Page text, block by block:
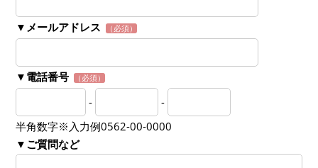
▼メールアドレス （必須）
▼電話番号 （必須）
-
-
半角数字※入力例0562-00-0000
▼ご質問など